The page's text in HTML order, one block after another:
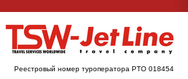
Реестровый номер туроператора РТО 018454